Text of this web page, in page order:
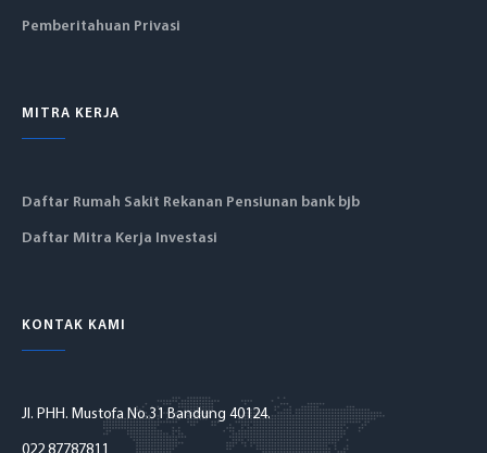
Pemberitahuan Privasi
MITRA KERJA
Daftar Rumah Sakit Rekanan Pensiunan bank bjb
Daftar Mitra Kerja Investasi
KONTAK KAMI
Jl. PHH. Mustofa No.31 Bandung 40124.